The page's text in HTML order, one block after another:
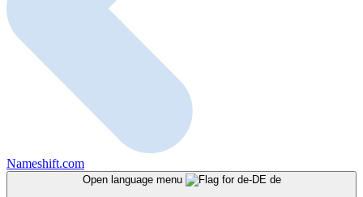
Nameshift.com
Open language menu de